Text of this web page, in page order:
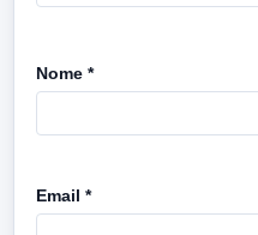
Nome *
Email *